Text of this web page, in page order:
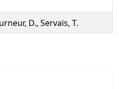
D., Servais, T.